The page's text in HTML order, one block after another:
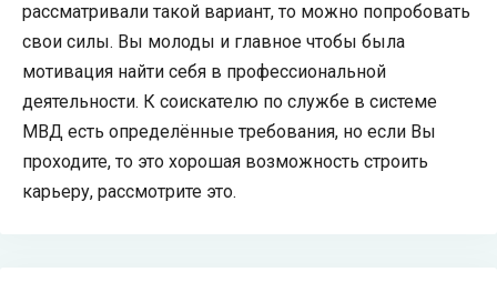
рассматривали такой вариант, то можно попробовать
свои силы. Вы молоды и главное чтобы была
мотивация найти себя в профессиональной
деятельности. К соискателю по службе в системе
МВД есть определённые требования, но если Вы
проходите, то это хорошая возможность строить
карьеру, рассмотрите это.